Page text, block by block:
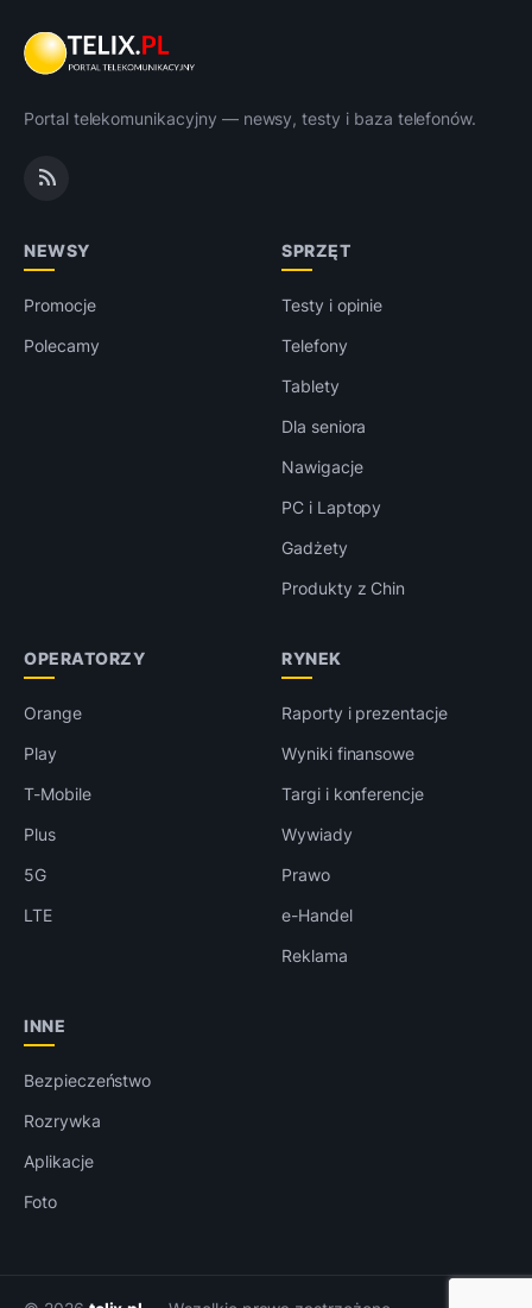
Portal telekomunikacyjny — newsy, testy i baza telefonów.
NEWSY
Promocje
Polecamy
SPRZĘT
Testy i opinie
Telefony
Tablety
Dla seniora
Nawigacje
PC i Laptopy
Gadżety
Produkty z Chin
OPERATORZY
Orange
Play
T-Mobile
Plus
5G
LTE
RYNEK
Raporty i prezentacje
Wyniki finansowe
Targi i konferencje
Wywiady
Prawo
e-Handel
Reklama
INNE
Bezpieczeństwo
Rozrywka
Aplikacje
Foto